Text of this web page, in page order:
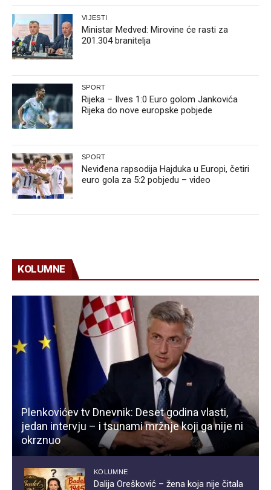
VIJESTI
Ministar Medved: Mirovine će rasti za
201.304 branitelja
SPORT
Rijeka – Ilves 1:0 Euro golom Jankovića
Rijeka do nove europske pobjede
SPORT
Neviđena rapsodija Hajduka u Europi, četiri
euro gola za 5:2 pobjedu – video
KOLUMNE
Plenkovićev tv Dnevnik: Deset godina vlasti,
jedan intervju – i tsunami mržnje koji ga nije ni
okrznuo
KOLUMNE
Dalija Orešković – žena koja nije čitala